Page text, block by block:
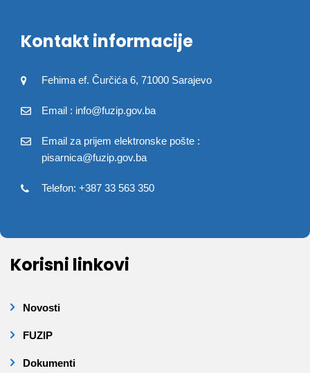
Kontakt informacije
Fehima ef. Čurčića 6, 71000 Sarajevo
Email : info@fuzip.gov.ba
Email za prijem elektronske pošte :
pisarnica@fuzip.gov.ba
Telefon: +387 33 563 350
Korisni linkovi
Novosti
FUZIP
Dokumenti